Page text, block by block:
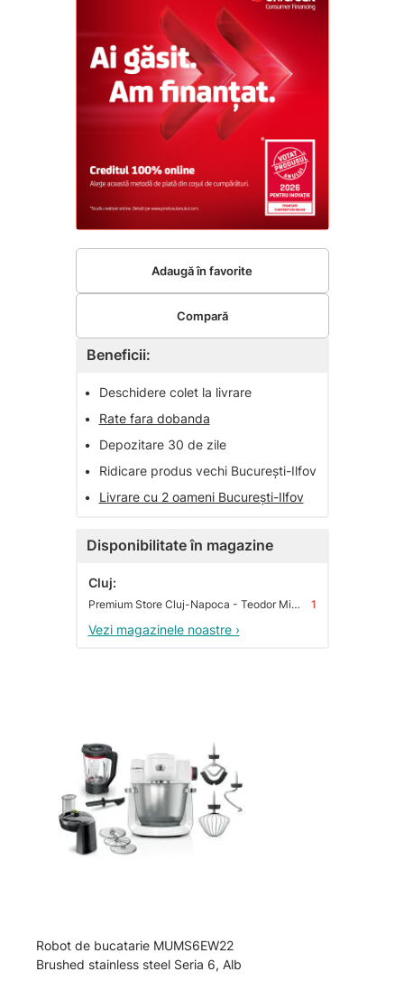
Beneficii:
•
Deschidere colet la livrare
•
Rate fara dobanda
•
Depozitare 30 de zile
•
Ridicare produs vechi București-Ilfov
•
Livrare cu 2 oameni București-Ilfov
Disponibilitate în magazine
Cluj:
Premium Store Cluj-Napoca - Teodor Mihali 1
Vezi magazinele noastre ›
Adaugă în favorite
Compară
Robot de bucatarie MUMS6EW22
Brushed stainless steel Seria 6, Alb